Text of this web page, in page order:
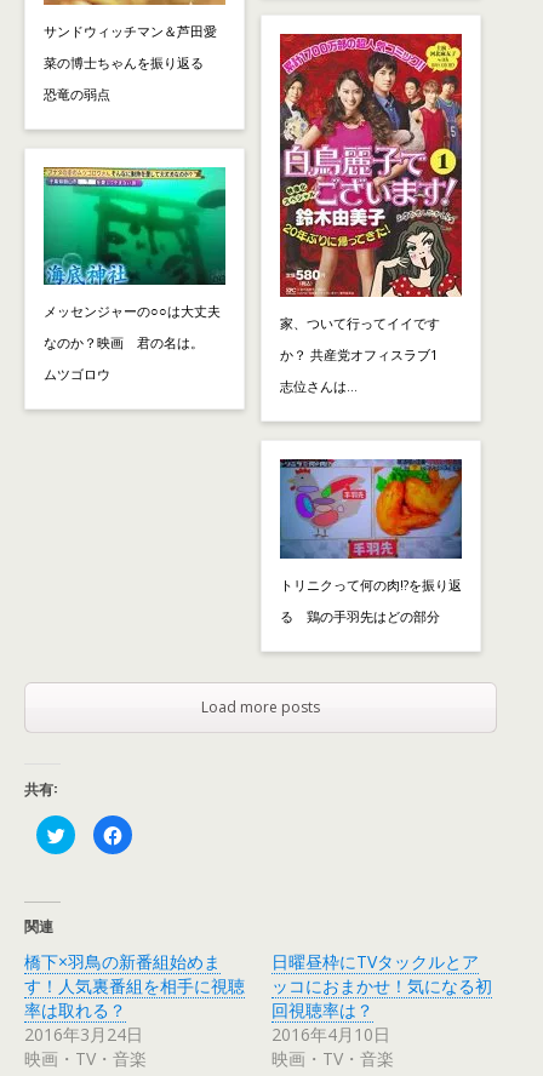
サンドウィッチマン＆芦田愛
菜の博士ちゃんを振り返る
恐竜の弱点
メッセンジャーの○○は大丈夫
なのか？映画 君の名は。
ムツゴロウ
家、ついて行ってイイです
か？ 共産党オフィスラブ1
志位さんは…
トリニクって何の肉!?を振り返
る 鶏の手羽先はどの部分
Load more posts
共有:
ク
リ
t
t
e
r
で
共
有
(
F
a
共
有
す
る
に
は
ク
リ
関連
橋下×羽鳥の新番組始めま
す！人気裏番組を相手に視聴
率は取れる？
2016年3月24日
映画・TV・音楽
日曜昼枠にTVタックルとア
ッコにおまかせ！気になる初
回視聴率は？
2016年4月10日
映画・TV・音楽